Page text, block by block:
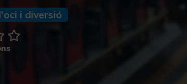
i diversió